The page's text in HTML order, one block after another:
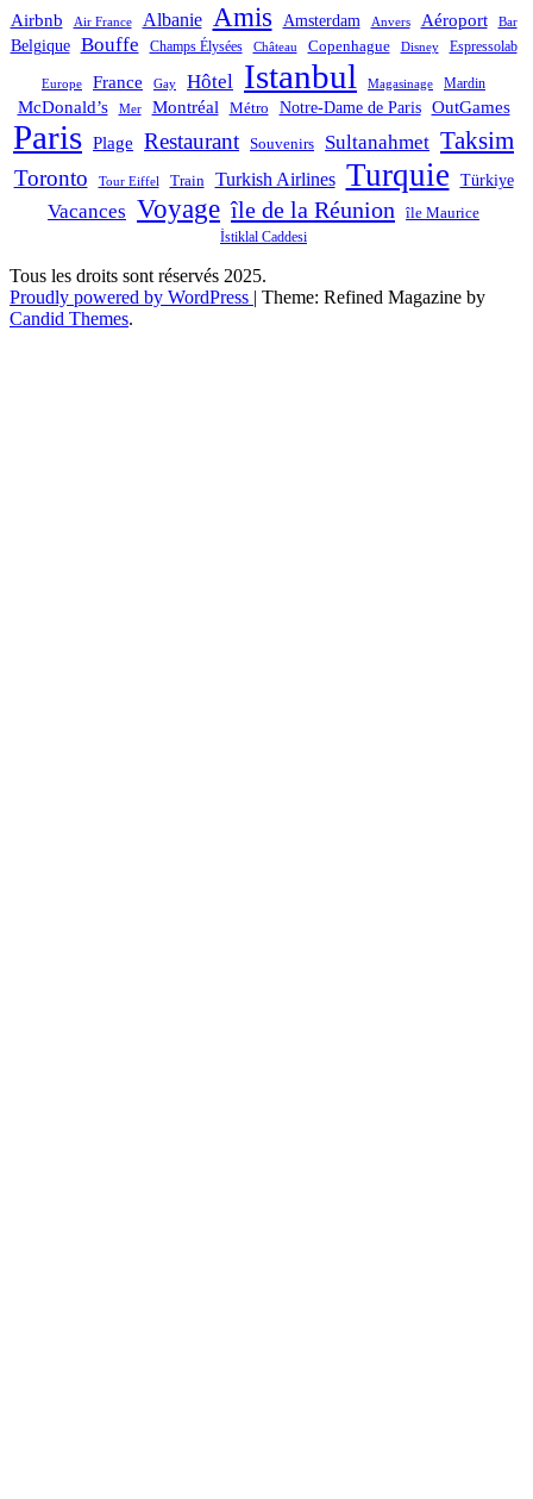
Airbnb Air France Albanie Amis Amsterdam Anvers Aéroport Bar
Belgique Bouffe Champs Élysées Château Copenhague Disney Espressolab
Europe France Gay Hôtel Istanbul Magasinage Mardin
McDonald’s Mer Montréal Métro Notre-Dame de Paris OutGames
Paris Plage Restaurant Souvenirs Sultanahmet Taksim
Toronto Tour Eiffel Train Turkish Airlines Turquie Türkiye
Vacances Voyage île de la Réunion
île Maurice
İstiklal Caddesi
Tous les droits sont réservés 2025.
Proudly powered by WordPress | Theme: Refined Magazine by
Candid Themes.